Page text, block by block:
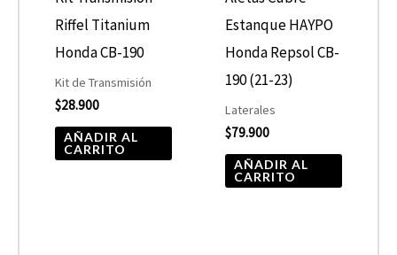
Riffel Titanium
Honda CB-190
Kit de Transmisión
$28.900
AÑADIR AL
CARRITO
Estanque HAYPO
Honda Repsol CB-
190 (21-23)
Laterales
$79.900
AÑADIR AL
CARRITO